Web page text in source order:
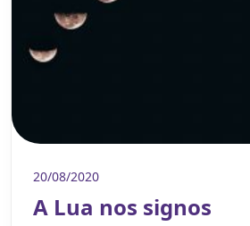
20/08/2020
A Lua nos signos